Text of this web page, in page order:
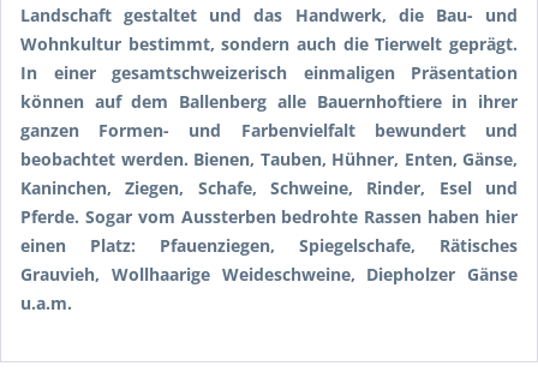
Landschaft gestaltet und das Handwerk, die Bau- und
Wohnkultur bestimmt, sondern auch die Tierwelt geprägt.
In einer gesamtschweizerisch einmaligen Präsentation
können auf dem Ballenberg alle Bauernhoftiere in ihrer
ganzen Formen- und Farbenvielfalt bewundert und
beobachtet werden. Bienen, Tauben, Hühner, Enten, Gänse,
Kaninchen, Ziegen, Schafe, Schweine, Rinder, Esel und
Pferde. Sogar vom Aussterben bedrohte Rassen haben hier
einen Platz: Pfauenziegen, Spiegelschafe, Rätisches
Grauvieh, Wollhaarige Weideschweine, Diepholzer Gänse
u.a.m.